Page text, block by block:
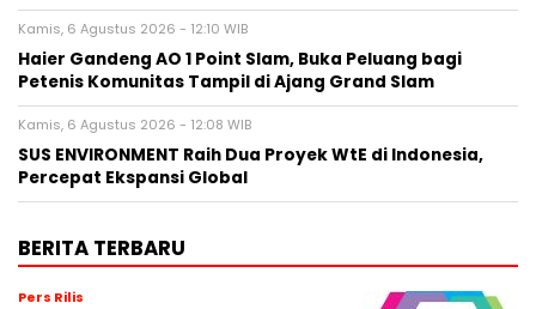
Kamis, 6 Agustus 2026 - 12:10 WIB
Haier Gandeng AO 1 Point Slam, Buka Peluang bagi
Petenis Komunitas Tampil di Ajang Grand Slam
Kamis, 6 Agustus 2026 - 12:08 WIB
SUS ENVIRONMENT Raih Dua Proyek WtE di Indonesia,
Percepat Ekspansi Global
BERITA TERBARU
Pers Rilis